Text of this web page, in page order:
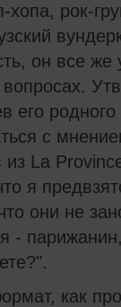
хопа, рок-
он все же
его
с
La
я
они не
-
как